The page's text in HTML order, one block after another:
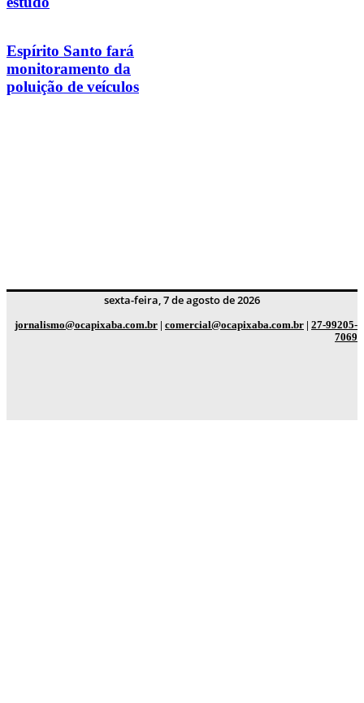
Espírito Santo fará
monitoramento da
poluição de veículos
sexta-feira, 7 de agosto de 2026
jornalismo@ocapixaba.com.br | comercial@ocapixaba.com.br | 27-99205-
7069